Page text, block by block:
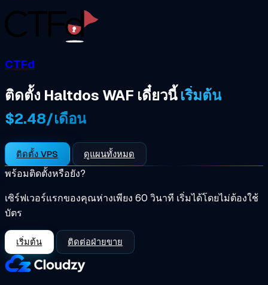
CTFd
ติดตั้ง Haltdos WAF เดี๋ยวนี้เริ่มต้น
$2.48/เดือน
ติดตั้ง VPS ดูแผนทั้งหมด
พร้อมติดตั้งหรือยัง?
เซิร์ฟเวอร์แรกของคุณห่างเพียง 60 วินาที เริ่มได้โดยไม่ต้องใช้
บัตร
เริ่มต้น ติดต่อฝ่ายขาย